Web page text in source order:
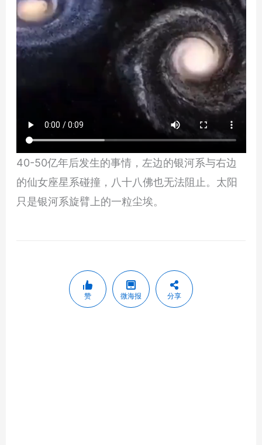
40-50亿年后发生的事情，左边的银河系与右边
的仙女座星系碰撞，八十八佛也无法阻止。太阳
只是银河系旋臂上的一粒尘埃。
赞 微海报 分享